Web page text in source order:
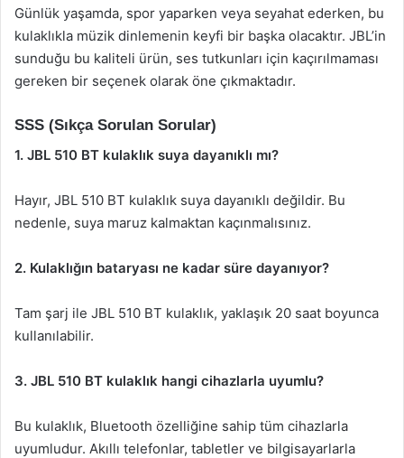
Günlük yaşamda, spor yaparken veya seyahat ederken, bu
kulaklıkla müzik dinlemenin keyfi bir başka olacaktır. JBL’in
sunduğu bu kaliteli ürün, ses tutkunları için kaçırılmaması
gereken bir seçenek olarak öne çıkmaktadır.
SSS (Sıkça Sorulan Sorular)
1. JBL 510 BT kulaklık suya dayanıklı mı?
Hayır, JBL 510 BT kulaklık suya dayanıklı değildir. Bu
nedenle, suya maruz kalmaktan kaçınmalısınız.
2. Kulaklığın bataryası ne kadar süre dayanıyor?
Tam şarj ile JBL 510 BT kulaklık, yaklaşık 20 saat boyunca
kullanılabilir.
3. JBL 510 BT kulaklık hangi cihazlarla uyumlu?
Bu kulaklık, Bluetooth özelliğine sahip tüm cihazlarla
uyumludur. Akıllı telefonlar, tabletler ve bilgisayarlarla